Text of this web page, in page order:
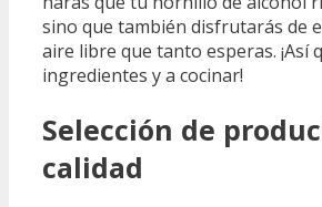
sino que también disfrutarás de
aire libre que tanto esperas. ¡Así
ingredientes y a cocinar!
Selección de
calidad